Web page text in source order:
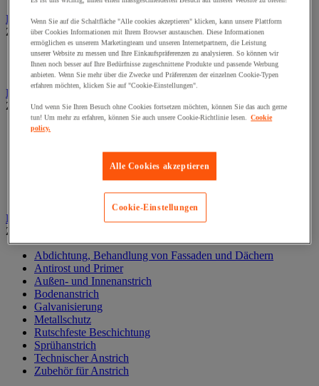
Elektrowerkzeug
Zur gesamten Produktgruppe
Elektrowerkzeug mit Kabel
Kabelloses Elektrowerkzeug
Kleben und Abdichten
Zur gesamten Produktgruppe
Industrie- und Wartungskleber
Klebstoff und Dichtmasse zur Isolierung, Schalldämmung
Oberflächenbehandlung- und Reinigung
Zubehör zum Kleben und Abdichten
Lackieren und Beschichten
Zur gesamten Produktgruppe
Abdichtung, Behandlung von Fassaden und Dächern
Antirost und Primer
Außen- und Innenanstrich
Bodenanstrich
Galvanisierung
Metallschutz
Rutschfeste Beschichtung
Sprühanstrich
Technischer Anstrich
Zubehör für Anstrich
Wenn Sie auf die Schaltfläche "Alle cookies akzeptieren" klicken, kann unsere Plattform
über Cookies Informationen mit Ihrem Browser austauschen. Diese Informationen
ermöglichen es unserem Marketingteam und unseren Internetpartnern, die Leistung
unserer Website zu messen und Ihre Einkaufspräferenzen zu analysieren. So können wir
Ihnen noch besser auf Ihre Bedürfnisse zugeschnittene Produkte und passende Werbung
anbieten. Wenn Sie mehr über die Zwecke und Präferenzen der einzelnen Cookie-Typen
erfahren möchten, klicken Sie auf "Cookie-Einstellungen".
Und wenn Sie Ihren Besuch ohne Cookies fortsetzen möchten, können Sie das auch gerne
tun! Um mehr zu erfahren, können Sie auch unsere Cookie-Richtlinie lesen. Cookie
policy.
Alle Cookies akzeptieren
Cookie-Einstellungen